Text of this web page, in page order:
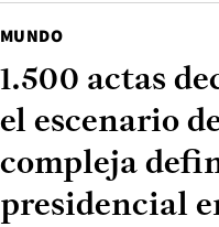
MUNDO
1.500 actas
el escenario
compleja
presidencial